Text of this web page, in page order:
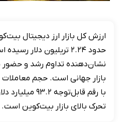
ارزش کل بازار ارز دیجیتال
حدود ۲.۲۴ تریلیون دلار
نشان‌دهنده تداوم رشد و حضور
با رقم قابل‌توجه
تحرک بالای بازار بیت‌کوین است.